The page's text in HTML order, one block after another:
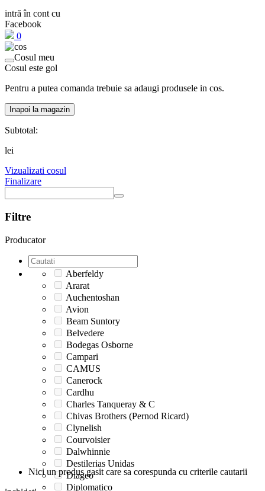
intră în cont cu
Facebook
0
Cosul meu
Cosul este gol
Pentru a putea comanda trebuie sa adaugi produsele in cos.
Inapoi la magazin
Subtotal:
lei
Vizualizati cosul
Finalizare
Filtre
Producator
Aberfeldy
Ararat
Auchentoshan
Avion
Beam Suntory
Belvedere
Bodegas Osborne
Campari
CAMUS
Canerock
Cardhu
Charles Tanqueray & C
Chivas Brothers (Pernod Ricard)
Clynelish
Courvoisier
Dalwhinnie
Destilerias Unidas
Diageo
Diplomatico
Nici un produs gasit care sa corespunda cu criterile cautarii